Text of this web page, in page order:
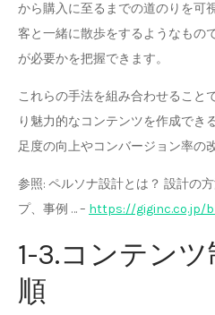
から購入に至るまでの道のりを可
客と一緒に散歩をするようなもの
が必要かを把握できます。
これらの手法を組み合わせること
り魅力的なコンテンツを作成でき
足度の向上やコンバージョン率の
参照: ペルソナ設計とは？ 設計の
プ、事例 … – https://giginc.co.jp/
1-3.コンテン
順